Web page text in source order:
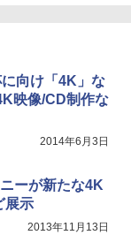
向け「4K」な
映像/CD制作な
2014年6月3日
ーが新たな4K
展示
2013年11月13日